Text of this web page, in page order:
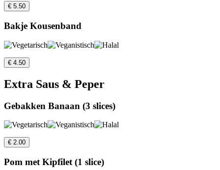
€ 5.50
Bakje Kousenband
€ 4.50
Extra Saus & Peper
Gebakken Banaan (3 slices)
€ 2.00
Pom met Kipfilet (1 slice)